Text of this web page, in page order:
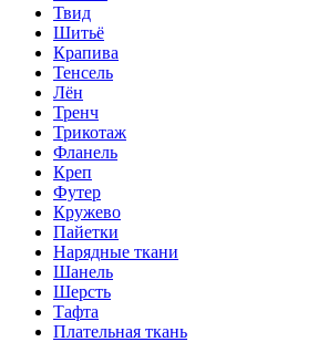
Твид
Шитьё
Крапива
Тенсель
Лён
Тренч
Трикотаж
Фланель
Креп
Футер
Кружево
Пайетки
Нарядные ткани
Шанель
Шерсть
Тафта
Плательная ткань